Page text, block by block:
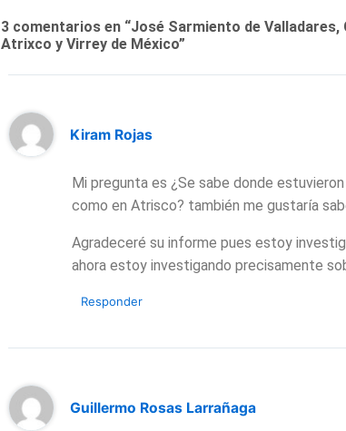
3 comentarios en “José Sarmiento de Valladares,
Atrixco y Virrey de México”
Kiram Rojas
Mi pregunta es ¿Se sabe donde
como en Atrisco? también me gustaría
Agradeceré su informe pues estoy
ahora estoy investigando precisamente
Responder
Guillermo Rosas Larrañaga